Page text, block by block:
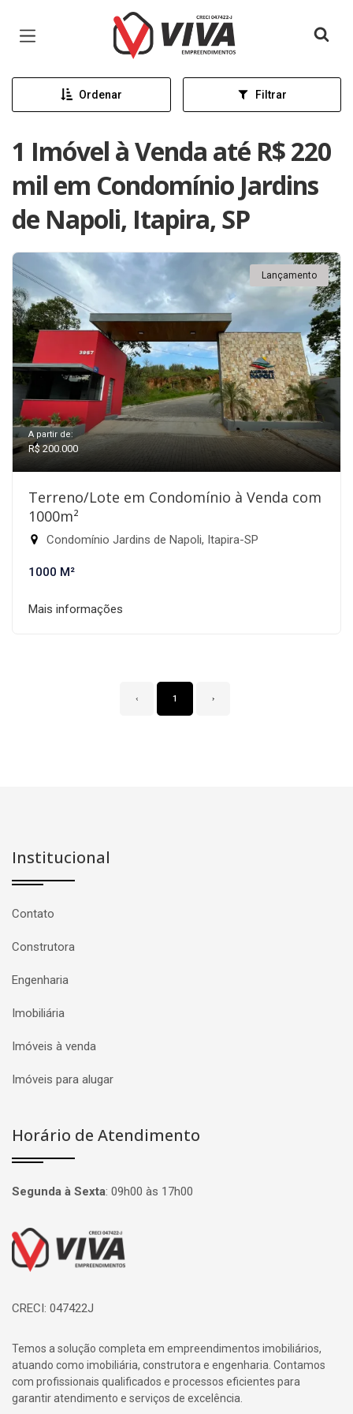
Página inicial
Ordenar Filtrar
1 Imóvel à Venda até R$ 220
mil em Condomínio Jardins
de Napoli, Itapira, SP
Lançamento
A partir de:
R$ 200.000
Terreno/Lote em Condomínio à Venda com
1000m²
Condomínio Jardins de Napoli, Itapira-SP
1000 M²
Mais informações
‹ 1 ›
Institucional
Contato
Construtora
Engenharia
Imobiliária
Imóveis à venda
Imóveis para alugar
Horário de Atendimento
Segunda à Sexta: 09h00 às 17h00
Página inicial
CRECI: 047422J
Temos a solução completa em empreendimentos imobiliários,
atuando como imobiliária, construtora e engenharia. Contamos
com profissionais qualificados e processos eficientes para
garantir atendimento e serviços de excelência.